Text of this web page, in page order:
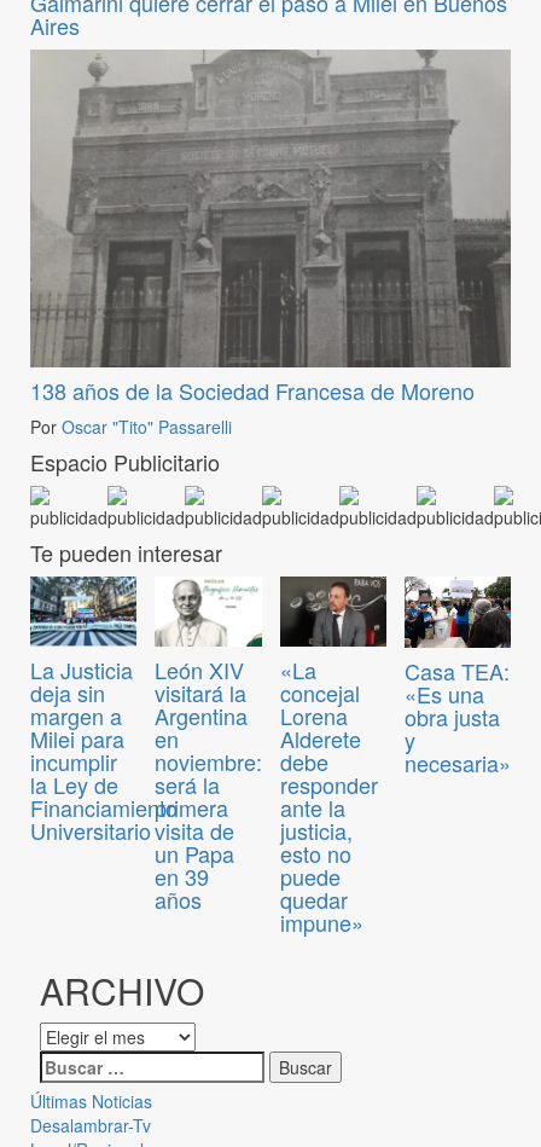
Aires
138 años de la Sociedad Francesa de Moreno
Por Oscar "Tito" Passarelli
Espacio Publicitario
Te pueden interesar
La Justicia
deja sin
margen a
Milei para
incumplir
la Ley de
Financiamiento
Universitario
León XIV
visitará la
Argentina
en
noviembre:
será la
primera
visita de
un Papa
en 39
años
«La
concejal
Lorena
Alderete
debe
responder
ante la
justicia,
esto no
puede
quedar
impune»
Casa TEA:
«Es una
obra justa
y
necesaria»
ARCHIVO
Últimas Noticias
Desalambrar-Tv